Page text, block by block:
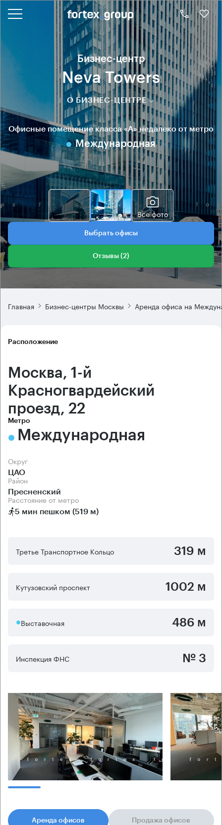
Бизнес-центр
Neva Towers
О БИЗНЕС-ЦЕНТРЕ
Офисные помещение класса «А» недалеко от метро
Международная
Все фото
Выбрать офисы
Отзывы (2)
Главная Бизнес-центры Москвы Аренда офиса на
Расположение
Москва, 1-й
Красногвардейский
проезд, 22
Метро
Международная
Округ
ЦАО
Район
Пресненский
Расстояние от метро
5 мин пешком (519 м)
Третье Транспортное Кольцо 319 м
Кутузовский проспект 1002 м
Выставочная 486 м
Инспекция ФНС № 3
Аренда офисов Продажа офисов